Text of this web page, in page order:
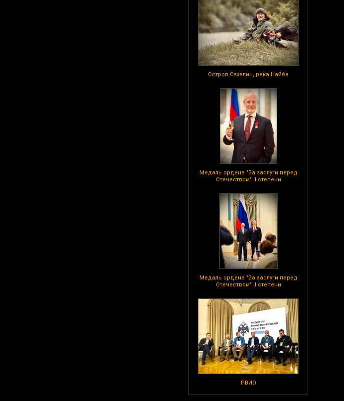
Остров Сахалин, река Найба
Медаль ордена "За заслуги перед
Отечеством" II степени
Медаль ордена "За заслуги перед
Отечеством" II степени
РВИО